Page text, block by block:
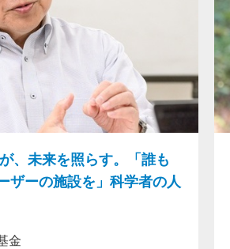
、未来を照らす。「誰も
ザーの施設を」科学者の人
金